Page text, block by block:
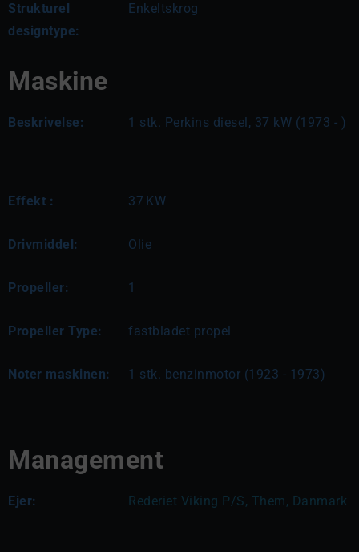
Strukturel
designtype:
Enkeltskrog
Maskine
Beskrivelse: 1 stk. Perkins diesel, 37 kW (1973 - )
Effekt : 37 KW
Drivmiddel: Olie
Propeller: 1
Propeller Type: fastbladet propel
Noter maskinen: 1 stk. benzinmotor (1923 - 1973)
Management
Ejer: Rederiet Viking P/S, Them, Danmark